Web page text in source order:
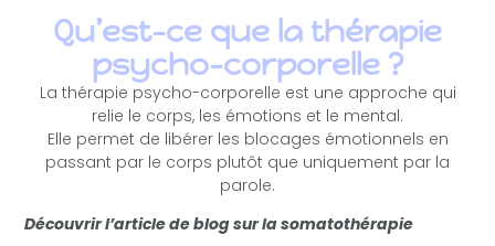
Qu’est-ce que la thérapie
psycho-corporelle ?
La thérapie psycho-corporelle est une approche qui
relie le corps, les émotions et le mental.
Elle permet de libérer les blocages émotionnels en
passant par le corps plutôt que uniquement par la
parole.
Découvrir l’article de blog sur la somatothérapie